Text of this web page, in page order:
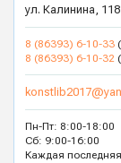
ул. Калинина, 118
8 (86393) 6-10-33
8 (86393) 6-10-32
Пн-Пт: 8:00-18:00
Сб: 9:00-16:00
Каждая